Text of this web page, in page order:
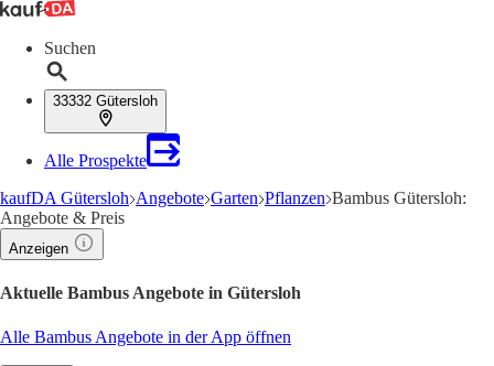
Suchen
33332 Gütersloh
Alle Prospekte
kaufDA Gütersloh Angebote Garten Pflanzen Bambus Gütersloh:
Angebote & Preis
Anzeigen
Aktuelle Bambus Angebote in Gütersloh
Alle Bambus Angebote in der App öffnen